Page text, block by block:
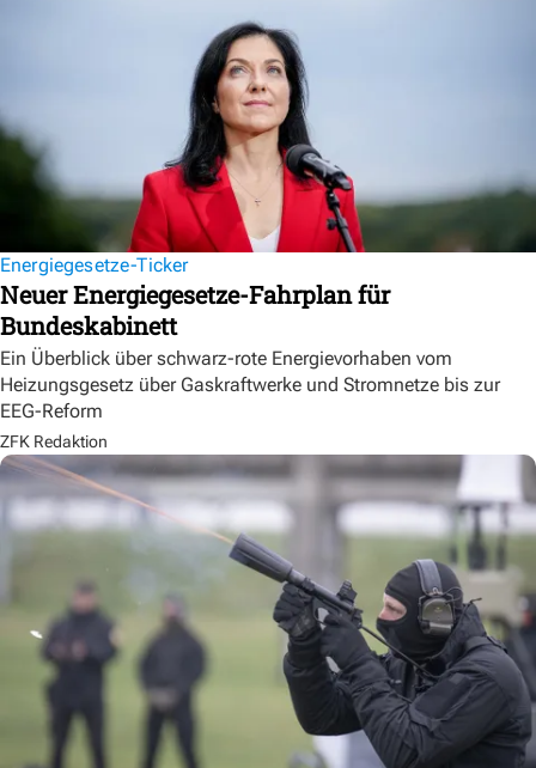
Energiegesetze-Ticker
Neuer Energiegesetze-Fahrplan für
Bundeskabinett
Ein Überblick über schwarz-rote Energievorhaben vom
Heizungsgesetz über Gaskraftwerke und Stromnetze bis zur
EEG-Reform
ZFK Redaktion